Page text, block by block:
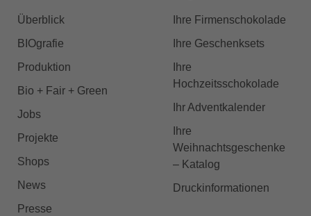
Überblick
BIOgrafie
Produktion
Bio + Fair + Green
Jobs
Projekte
Shops
News
Presse
Ihre Firmenschokolade
Ihre Geschenksets
Ihre
Hochzeitsschokolade
Ihr Adventkalender
Ihre
Weihnachtsgeschenke
– Katalog
Druckinformationen